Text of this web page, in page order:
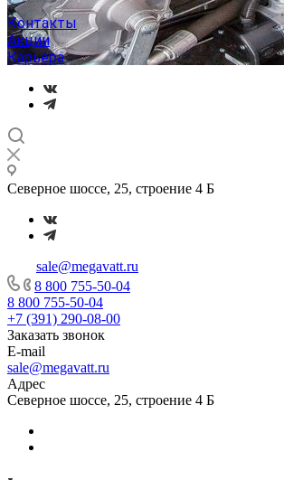
Контакты
Акции
Карьера
Северное шоссе, 25, строение 4 Б
sale@megavatt.ru
8 800 755-50-04
8 800 755-50-04
+7 (391) 290-08-00
Заказать звонок
E-mail
sale@megavatt.ru
Адрес
Северное шоссе, 25, строение 4 Б